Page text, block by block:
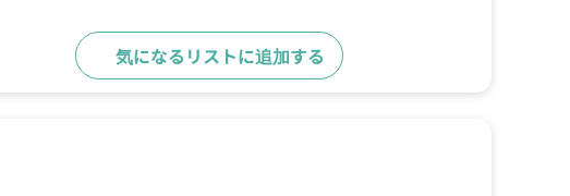
気になるリストに追加する